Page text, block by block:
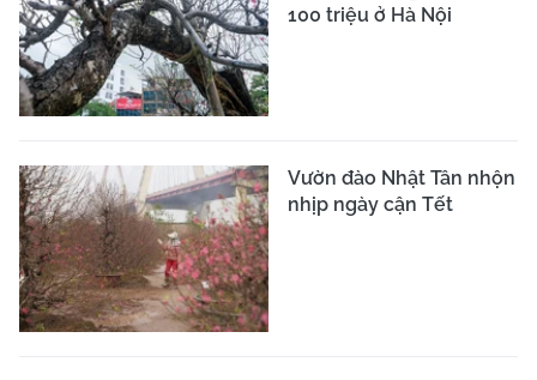
100 triệu ở Hà Nội
Vườn đào Nhật Tân nhộn
nhịp ngày cận Tết